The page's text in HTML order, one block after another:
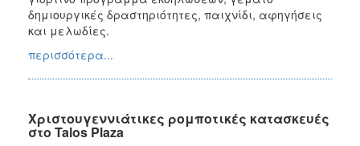
δημιουργικές δραστηριότητες, παιχνίδι, αφηγήσεις
και μελωδίες.
περισσότερα...
Xριστουγεννιάτικες ρομποτικές κατασκευές
στο Talos Plaza